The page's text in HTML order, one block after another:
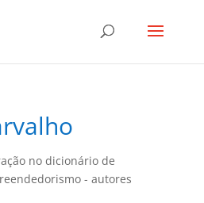
no dicionário de
- autores